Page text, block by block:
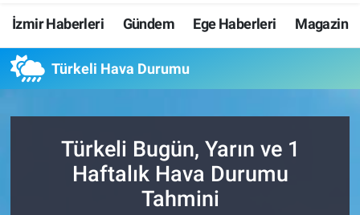
İzmir Haberleri Gündem Ege Haberleri Magazin
Türkeli Hava Durumu
Türkeli Bugün, Yarın ve 1
Haftalık Hava Durumu
Tahmini
Resmi İlanlar
Resmi Reklam